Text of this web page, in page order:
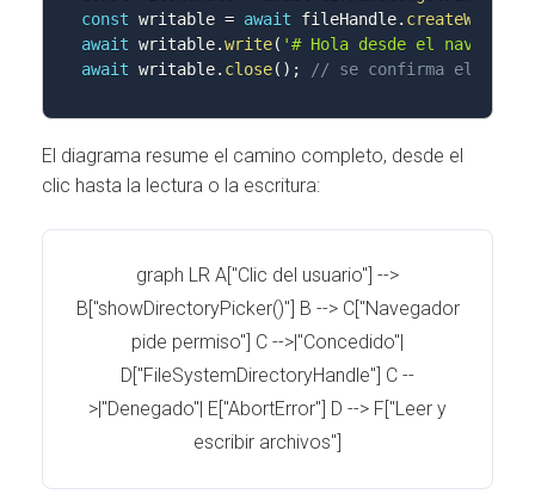
const writable = await fileHandle.
await writable.write( '# Hola desde el
await writable. close( ) ; // se confirma el
El diagrama resume el camino completo, desde el
clic hasta la lectura o la escritura:
graph LR A["Clic del usuario"] -->
B["showDirectoryPicker()"] B --> C["Navegador
pide permiso"] C -->|"Concedido"|
D["FileSystemDirectoryHandle"] C --
>|"Denegado"| E["AbortError"] D --> F["Leer y
escribir archivos"]